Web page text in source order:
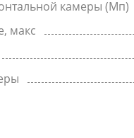
камеры (Мп)
макс